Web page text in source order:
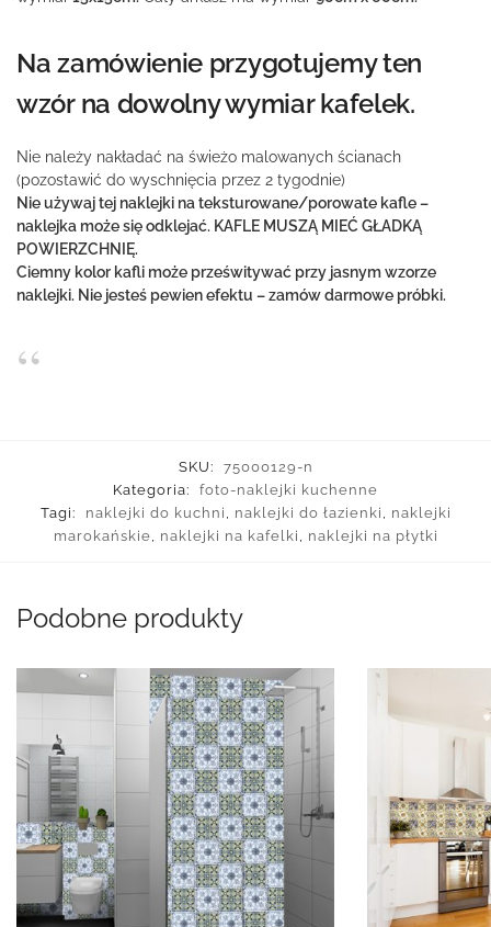
Na zamówienie przygotujemy ten
wzór na dowolny wymiar kafelek.
Nie należy nakładać na świeżo malowanych ścianach
(pozostawić do wyschnięcia przez 2 tygodnie)
Nie używaj tej naklejki na teksturowane/porowate kafle –
naklejka może się odklejać. KAFLE MUSZĄ MIEĆ GŁADKĄ
POWIERZCHNIĘ.
Ciemny kolor kafli może prześwitywać przy jasnym wzorze
naklejki. Nie jesteś pewien efektu – zamów darmowe próbki.
SKU:
75000129-n
Kategoria:
foto-naklejki kuchenne
Tagi:
naklejki do kuchni naklejki do łazienki
naklejki
marokańskie
naklejki na kafelki naklejki na płytki
Podobne produkty